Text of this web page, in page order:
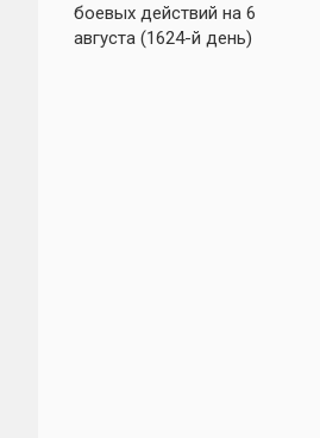
боевых действий на 6
августа (1624-й день)